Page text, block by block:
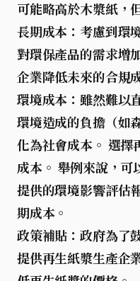
可能略高於木漿紙，
長期成本： 考慮到環
對環保產品的需求增
企業降低未來的合規
環境成本：雖然難以
環境造成的負擔（如
化為社會成本。 選擇
成本。 舉例來說，可
提供的環境影響評估
期成本。
政策補貼：政府為了
提供再生紙漿生產企